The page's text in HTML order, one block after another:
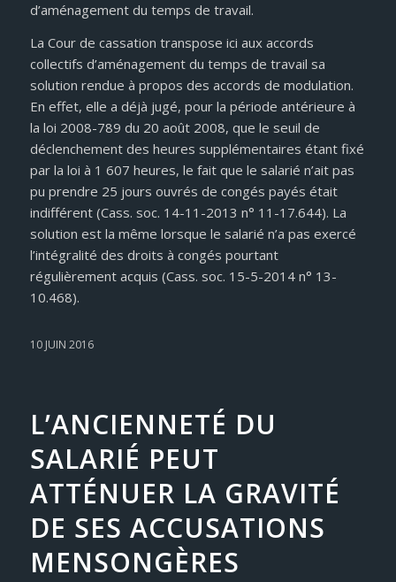
d’aménagement du temps de travail.
La Cour de cassation transpose ici aux accords
collectifs d’aménagement du temps de travail sa
solution rendue à propos des accords de modulation.
En effet, elle a déjà jugé, pour la période antérieure à
la loi 2008-789 du 20 août 2008, que le seuil de
déclenchement des heures supplémentaires étant fixé
par la loi à 1 607 heures, le fait que le salarié n’ait pas
pu prendre 25 jours ouvrés de congés payés était
indifférent (Cass. soc. 14-11-2013 n° 11-17.644). La
solution est la même lorsque le salarié n’a pas exercé
l’intégralité des droits à congés pourtant
régulièrement acquis (Cass. soc. 15-5-2014 n° 13-
10.468).
10 JUIN 2016
L’ANCIENNETÉ DU
SALARIÉ PEUT
ATTÉNUER LA GRAVITÉ
DE SES ACCUSATIONS
MENSONGÈRES